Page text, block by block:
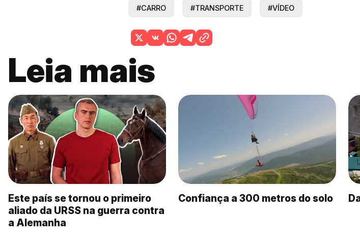
#CARRO #TRANSPORTE #VÍDEO
Leia mais
Este país se tornou o primeiro
aliado da URSS na guerra contra
a Alemanha
Confiança a 300 metros do solo